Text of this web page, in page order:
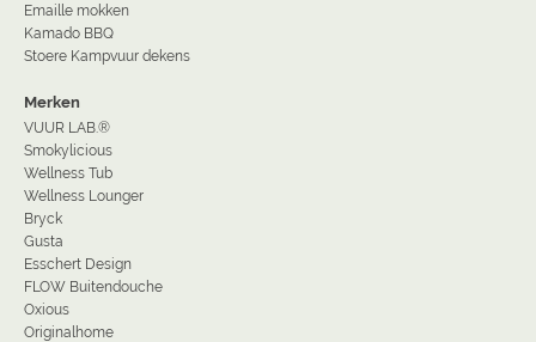
Emaille mokken
Kamado BBQ
Stoere Kampvuur dekens
Merken
VUUR LAB.®
Smokylicious
Wellness Tub
Wellness Lounger
Bryck
Gusta
Esschert Design
FLOW Buitendouche
Oxious
Originalhome